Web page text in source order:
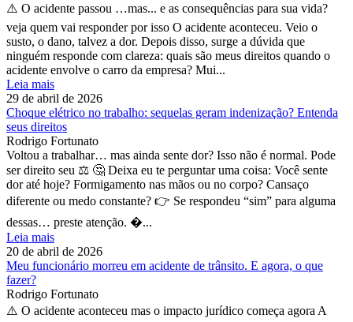
⚠️ O acidente passou …mas... e as consequências para sua vida?
veja quem vai responder por isso O acidente aconteceu. Veio o
susto, o dano, talvez a dor. Depois disso, surge a dúvida que
ninguém responde com clareza: quais são meus direitos quando o
acidente envolve o carro da empresa? Mui...
Leia mais
29 de abril de 2026
Choque elétrico no trabalho: sequelas geram indenização? Entenda
seus direitos
Rodrigo Fortunato
Voltou a trabalhar… mas ainda sente dor? Isso não é normal. Pode
ser direito seu ⚖️ 🤔 Deixa eu te perguntar uma coisa: Você sente
dor até hoje? Formigamento nas mãos ou no corpo? Cansaço
diferente ou medo constante? 👉 Se respondeu “sim” para alguma
dessas… preste atenção. �...
Leia mais
20 de abril de 2026
Meu funcionário morreu em acidente de trânsito. E agora, o que
fazer?
Rodrigo Fortunato
⚠️ O acidente aconteceu mas o impacto jurídico começa agora A